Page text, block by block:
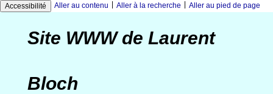
Accessibilité Aller au contenu Aller à la recherche Aller au pied de page
Site WWW de Laurent
Bloch